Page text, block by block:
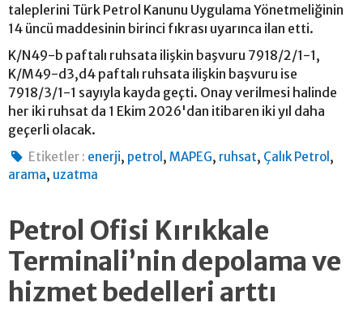
taleplerini Türk Petrol Kanunu Uygulama Yönetmeliğinin
14 üncü maddesinin birinci fıkrası uyarınca ilan etti.
K/N49-b paftalı ruhsata ilişkin başvuru 7918/2/1-1,
K/M49-d3,d4 paftalı ruhsata ilişkin başvuru ise
7918/3/1-1 sayıyla kayda geçti. Onay verilmesi halinde
her iki ruhsat da 1 Ekim 2026'dan itibaren iki yıl daha
geçerli olacak.
Etiketler : enerji, petrol ,MAPEG, ruhsat, Çalık Petrol ,
arama, uzatma
Petrol Ofisi Kırıkkale
Terminali’nin depolama ve
hizmet bedelleri arttı